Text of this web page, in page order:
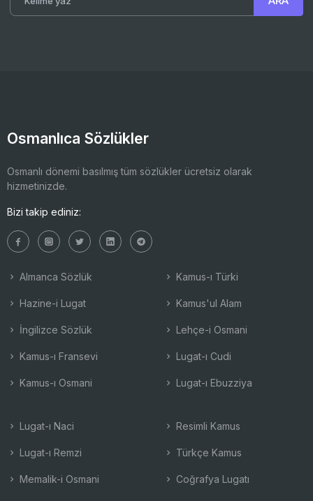
Osmanlıca Sözlükler
Osmanlı dönemi basılmış tüm sözlükler ücretsiz olarak
hizmetinizde.
Bizi takip ediniz:
Almanca Sözlük
Hazine-i Lugat
İngilizce Sözlük
Kamus-ı Fransevi
Kamus-ı Osmani
Kamus-ı Türki
Kamus'ul Alam
Lehçe-i Osmani
Lugat-ı Cudi
Lugat-ı Ebuzziya
Lugat-ı Naci
Lugat-ı Remzi
Memalik-i Osmani
Resimli Kamus
Türkçe Kamus
Coğrafya Lugatı